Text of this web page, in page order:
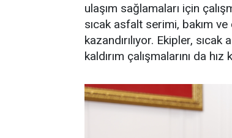
ulaşım sağlamaları için
sıcak asfalt serimi, bakım
kazandırılıyor. Ekipler,
kaldırım çalışmalarını da